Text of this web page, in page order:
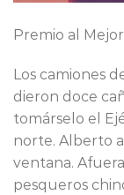
Premio al
Los camiones
dieron doce
tomárselo el
norte. Alberto
ventana.
pesqueros